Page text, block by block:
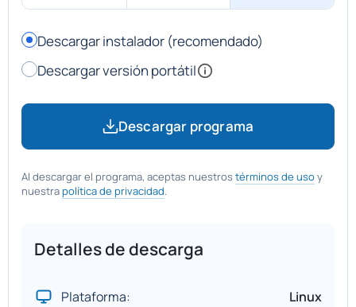
Descargar instalador (recomendado)
Descargar versión portátil
Descargar programa
Al descargar el programa, aceptas nuestrostérminos de usoy
nuestra política de privacidad.
Detalles de descarga
Plataforma: Linux